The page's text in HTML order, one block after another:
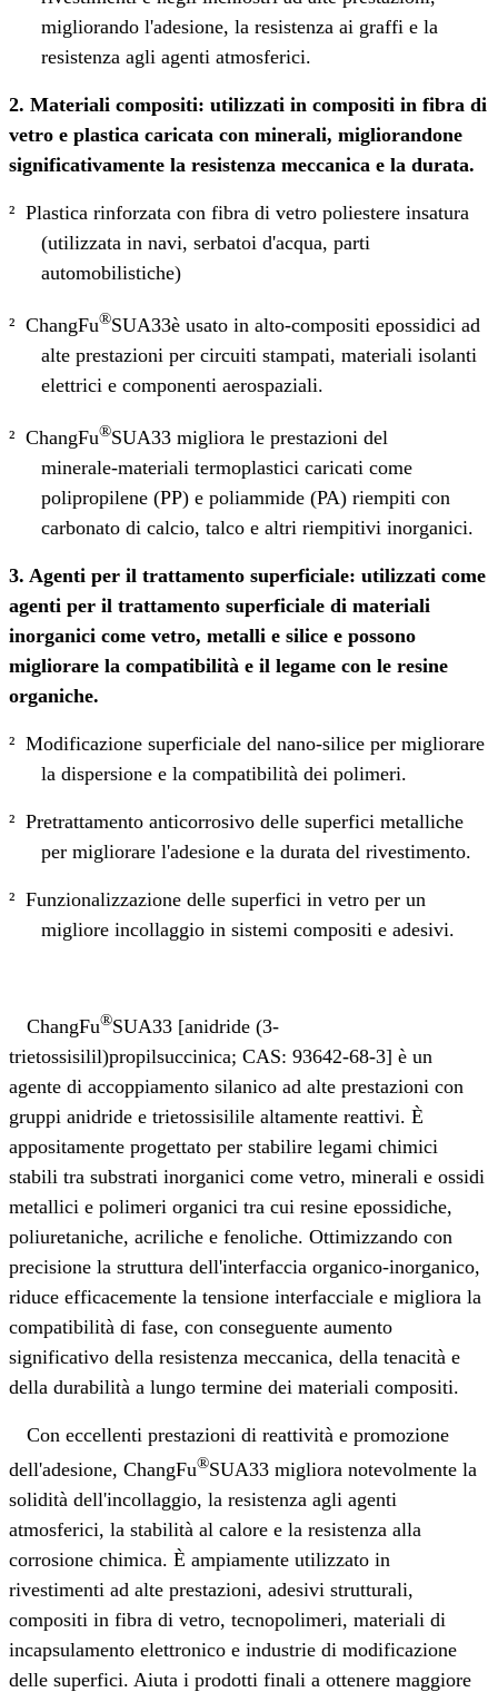
migliorando l'adesione, la resistenza ai graffi e la
resistenza agli agenti atmosferici.
2. Materiali compositi: utilizzati in compositi in fibra di
vetro e plastica caricata con minerali, migliorandone
significativamente la resistenza meccanica e la durata.
² Plastica rinforzata con fibra di vetro poliestere insatura
(utilizzata in navi, serbatoi d'acqua, parti
automobilistiche)
² ChangFu®SUA33è usato in alto‑compositi epossidici ad
alte prestazioni per circuiti stampati, materiali isolanti
elettrici e componenti aerospaziali.
² ChangFu®SUA33 migliora le prestazioni del
minerale‑materiali termoplastici caricati come
polipropilene (PP) e poliammide (PA) riempiti con
carbonato di calcio, talco e altri riempitivi inorganici.
3. Agenti per il trattamento superficiale: utilizzati come
agenti per il trattamento superficiale di materiali
inorganici come vetro, metalli e silice e possono
migliorare la compatibilità e il legame con le resine
organiche.
² Modificazione superficiale del nano‑silice per migliorare
la dispersione e la compatibilità dei polimeri.
² Pretrattamento anticorrosivo delle superfici metalliche
per migliorare l'adesione e la durata del rivestimento.
² Funzionalizzazione delle superfici in vetro per un
migliore incollaggio in sistemi compositi e adesivi.
ChangFu®SUA33 [anidride (3-
trietossisilil)propilsuccinica; CAS: 93642-68-3] è un
agente di accoppiamento silanico ad alte prestazioni con
gruppi anidride e trietossisilile altamente reattivi. È
appositamente progettato per stabilire legami chimici
stabili tra substrati inorganici come vetro, minerali e ossidi
metallici e polimeri organici tra cui resine epossidiche,
poliuretaniche, acriliche e fenoliche. Ottimizzando con
precisione la struttura dell'interfaccia organico-inorganico,
riduce efficacemente la tensione interfacciale e migliora la
compatibilità di fase, con conseguente aumento
significativo della resistenza meccanica, della tenacità e
della durabilità a lungo termine dei materiali compositi.
Con eccellenti prestazioni di reattività e promozione
dell'adesione, ChangFu®SUA33 migliora notevolmente la
solidità dell'incollaggio, la resistenza agli agenti
atmosferici, la stabilità al calore e la resistenza alla
corrosione chimica. È ampiamente utilizzato in
rivestimenti ad alte prestazioni, adesivi strutturali,
compositi in fibra di vetro, tecnopolimeri, materiali di
incapsulamento elettronico e industrie di modificazione
delle superfici. Aiuta i prodotti finali a ottenere maggiore